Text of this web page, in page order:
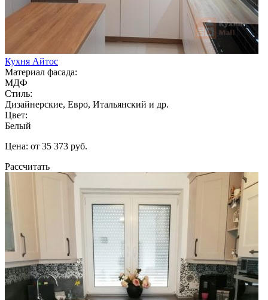
Кухня Айтос
Материал фасада:
МДФ
Стиль:
Дизайнерские, Евро, Итальянский и др.
Цвет:
Белый
Цена: от 35 373 руб.
Рассчитать